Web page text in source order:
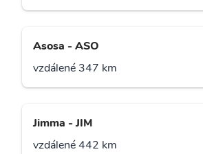
Asosa - ASO
vzdálené 347 km
Jimma - JIM
vzdálené 442 km